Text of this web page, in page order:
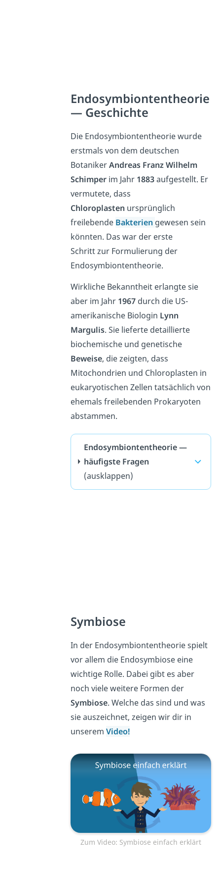
Endosymbiontentheorie
— Geschichte
Die Endosymbiontentheorie wurde
erstmals von dem deutschen
BotanikerAndreas Franz Wilhelm
Schimper im Jahr 1883aufgestellt. Er
vermutete, dass
Chloroplasten ursprünglich
freilebende Bakterien gewesen sein
könnten. Das war der erste
Schritt zur Formulierung der
Endosymbiontentheorie.
Wirkliche Bekanntheit erlangte sie
aber im Jahr 1967 durch die US-
amerikanische Biologin Lynn
Margulis. Sie lieferte detaillierte
biochemische und genetische
Beweise, die zeigten, dass
Mitochondrien und Chloroplasten in
eukaryotischen Zellen tatsächlich von
ehemals freilebenden Prokaryoten
abstammen.
Endosymbiontentheorie —
häufigste Fragen
(ausklappen)
Symbiose
In der Endosymbiontentheorie spielt
vor allem die Endosymbiose eine
wichtige Rolle. Dabei gibt es aber
noch viele weitere Formen der
Symbiose. Welche das sind und was
sie auszeichnet, zeigen wir dir in
unseremVideo!
Zum Video: Symbiose einfach erklärt